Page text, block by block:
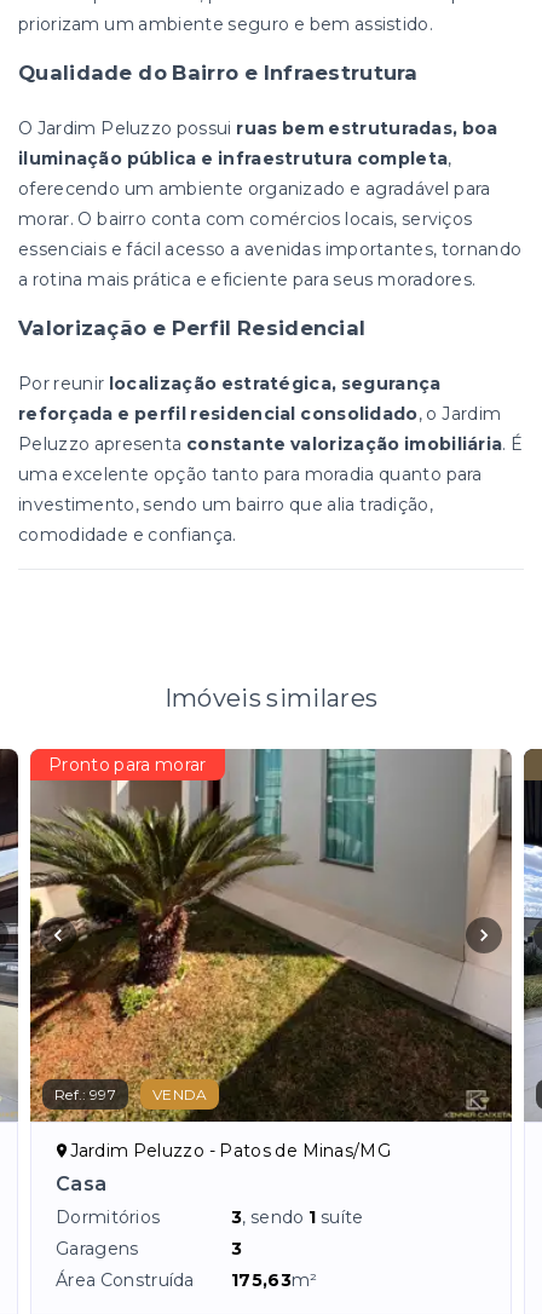
priorizam um ambiente seguro e bem assistido.
Qualidade do Bairro e Infraestrutura
O Jardim Peluzzo possui ruas bem estruturadas, boa
iluminação pública e infraestrutura completa,
oferecendo um ambiente organizado e agradável para
morar. O bairro conta com comércios locais, serviços
essenciais e fácil acesso a avenidas importantes, tornando
a rotina mais prática e eficiente para seus moradores.
Valorização e Perfil Residencial
Por reunir localização estratégica, segurança
reforçada e perfil residencial consolidado, o Jardim
Peluzzo apresenta constante valorização imobiliária. É
uma excelente opção tanto para moradia quanto para
investimento, sendo um bairro que alia tradição,
comodidade e confiança.
Imóveis similares
Pronto para morar
Ref.:997 VENDA
Jardim Peluzzo - Patos de Minas/MG
Casa
Dormitórios 3, sendo 1 suíte
Garagens
3
Área Construída
175,63m²